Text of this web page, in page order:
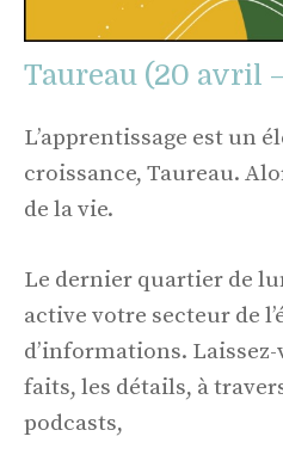
Taureau (20 avril
L’apprentissage est un
croissance, Taureau.
de la vie.
Le dernier quartier de
active votre secteur de
d’informations.
faits, les détails, à
podcasts,